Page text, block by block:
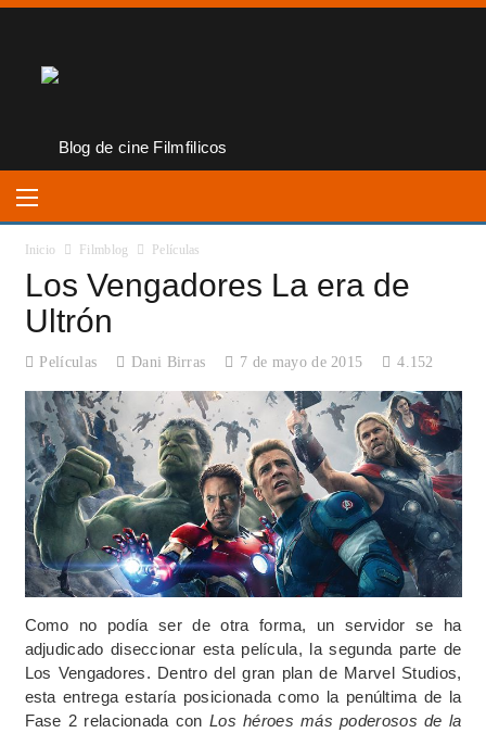
Inicio Filmblog Películas
Los Vengadores La era de
Ultrón
Películas Dani Birras 7 de mayo de 2015 4.152
Como no podía ser de otra forma, un servidor se ha
adjudicado diseccionar esta película, la segunda parte de
Los Vengadores. Dentro del gran plan de Marvel Studios,
esta entrega estaría posicionada como la penúltima de la
Fase 2 relacionada con Los héroes más poderosos de la